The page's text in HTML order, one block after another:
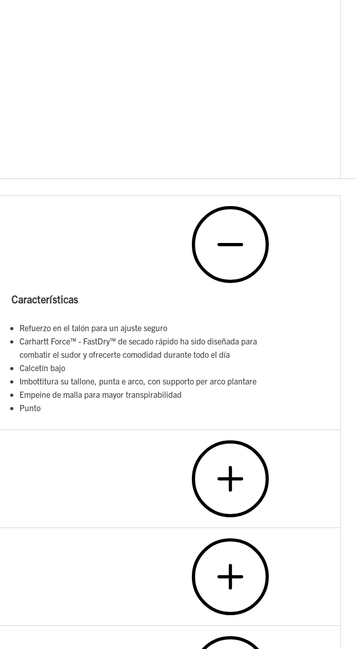
Características
Refuerzo en el talón para un ajuste seguro
Carhartt Force™ - FastDry™ de secado rápido ha sido diseñada para
combatir el sudor y ofrecerte comodidad durante todo el día
Calcetín bajo
Imbottitura su tallone, punta e arco, con supporto per arco plantare
Empeine de malla para mayor transpirabilidad
Punto